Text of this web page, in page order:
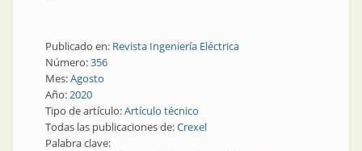
Publicado en: Revista Ingeniería Eléctrica
Número:356
Mes:Agosto
Año:2020
Tipo de artículo:Artículo técnico
Todas las publicaciones de:Crexel
Palabra clave: